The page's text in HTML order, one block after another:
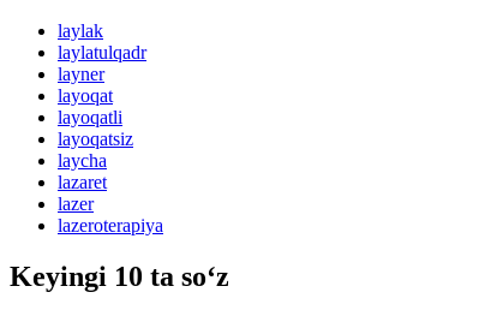
laylak
laylatulqadr
layner
layoqat
layoqatli
layoqatsiz
laycha
lazaret
lazer
lazeroterapiya
Keyingi 10 ta so‘z